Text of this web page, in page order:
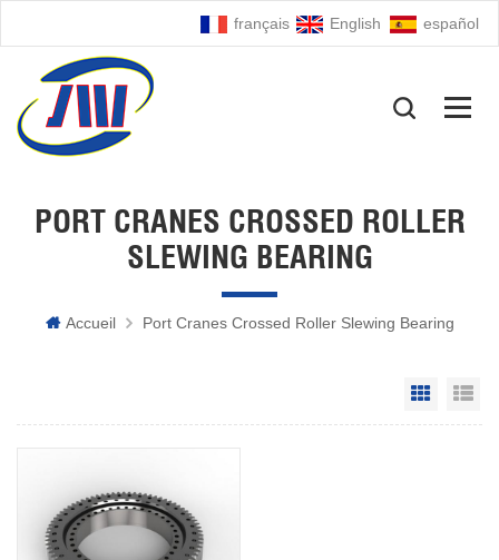
français English español
PORT CRANES CROSSED ROLLER
SLEWING BEARING
Accueil Port Cranes Crossed Roller Slewing Bearing
Grid